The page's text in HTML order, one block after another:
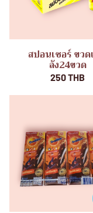
สปอนเซอร์ ขว
ลัง24ขวด
250 THB